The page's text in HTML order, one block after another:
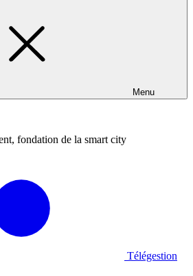
Menu
fondation de la smart city
Télégestion